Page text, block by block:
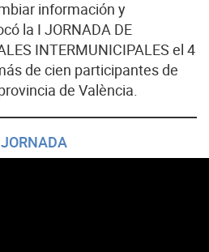
información y
la I JORNADA DE
INTERMUNICIPALES el 4
de cien participantes de
de València.